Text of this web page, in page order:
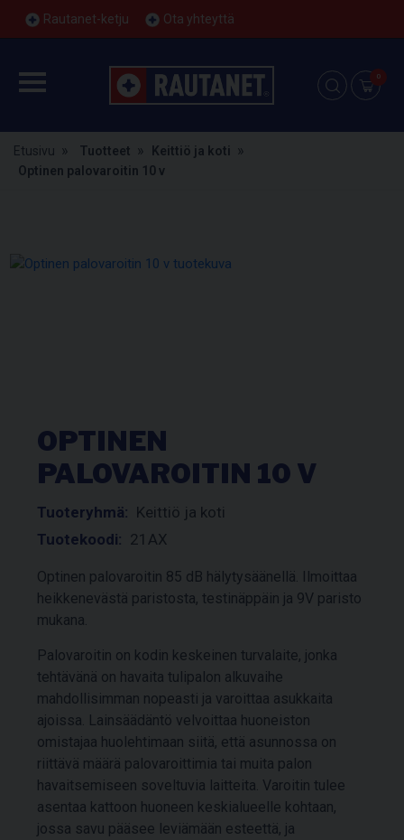
Rautanet-ketju Ota yhteyttä
0
Etusivu Tuotteet
Keittiö ja koti
Optinen palovaroitin 10 v
OPTINEN
PALOVAROITIN 10 V
Tuoteryhmä: Keittiö ja koti
Tuotekoodi: 21AX
Optinen palovaroitin 85 dB hälytysäänellä. Ilmoittaa
heikkenevästä paristosta, testinäppäin ja 9V paristo
mukana.
Palovaroitin on kodin keskeinen turvalaite, jonka
tehtävänä on havaita tulipalon alkuvaihe
mahdollisimman nopeasti ja varoittaa asukkaita
ajoissa. Lainsäädäntö velvoittaa huoneiston
omistajaa huolehtimaan siitä, että asunnossa on
riittävä määrä palovaroittimia tai muita palon
havaitsemiseen soveltuvia laitteita. Varoitin tulee
asentaa kattoon huoneen keskialueelle kohtaan,
jossa savu pääsee leviämään esteettä, ja